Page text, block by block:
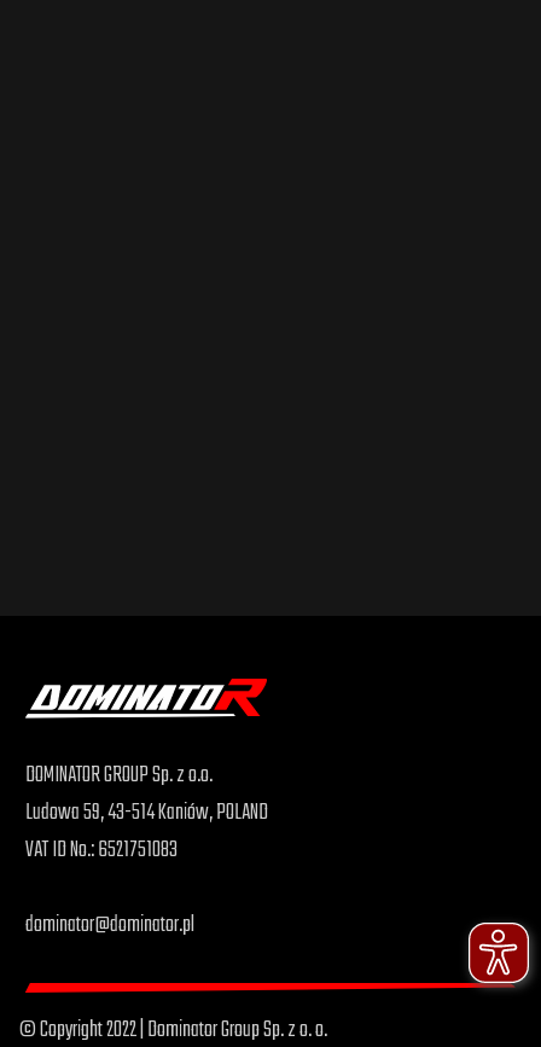
DOMINATOR GROUP Sp. z o.o.
Ludowa 59, 43-514 Kaniów, POLAND
VAT ID No.: 6521751083
dominator@dominator.pl
© Copyright 2022 | Dominator Group Sp. z o. o.